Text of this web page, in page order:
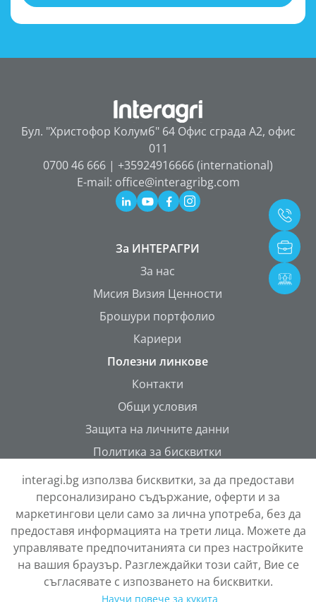
interagi.bg използва бисквитки, за да предостави
персонализирано съдържание, оферти и за
маркетингови цели само за лична употреба, без да
предоставя информацията на трети лица. Можете да
управлявате предпочитанията си през настройките
на вашия браузър. Разглеждайки този сайт, Вие се
съгласявате с изпозването на бисквитки.
Научи повече за кукита
Бул. "Христофор Колумб" 64 Офис сграда А2, офис
011
0700 46 666 | +35924916666 (international)
E-mail: office@interagribg.com
За ИНТЕРАГРИ
За нас
Мисия Визия Ценности
Брошури портфолио
Кариери
Полезни линкове
Контакти
Общи условия
Защита на личните данни
Политика за бисквитки
ONETEAM Portal